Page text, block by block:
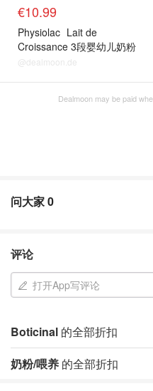
€10.99
Physiolac Lait de
Croissance 3段婴幼儿奶粉
800g
@dealmoon.de
Dealmoon may be paid
问大家0
评论
打开App写评论
Boticinal 的全部折扣
奶粉/喂养 的全部折扣